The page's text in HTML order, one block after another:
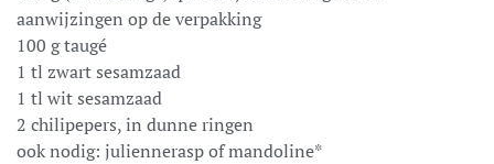
aanwijzingen op de verpakking
100 g taugé
1 tl zwart sesamzaad
1 tl wit sesamzaad
2 chilipepers, in dunne ringen
ook nodig: juliennerasp of mandoline*